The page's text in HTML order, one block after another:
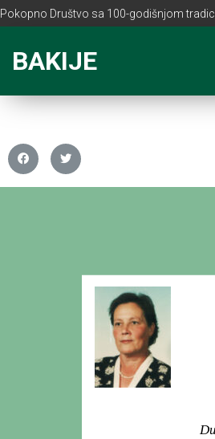
Pokopno Društvo sa 100-godišnjom
BAKIJE